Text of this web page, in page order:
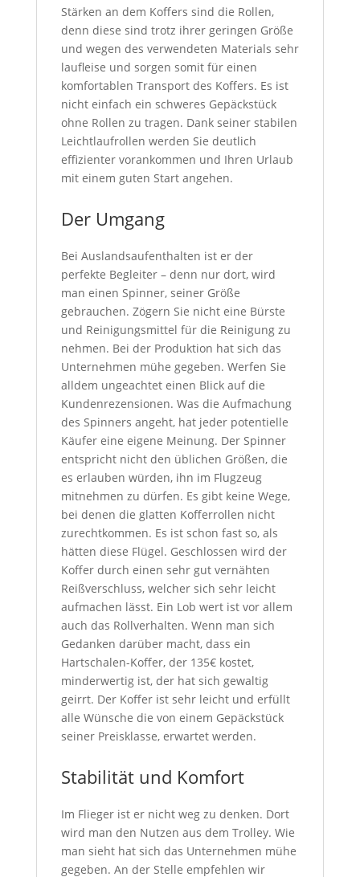
Stärken an dem Koffers sind die Rollen,
denn diese sind trotz ihrer geringen Größe
und wegen des verwendeten Materials sehr
laufleise und sorgen somit für einen
komfortablen Transport des Koffers. Es ist
nicht einfach ein schweres Gepäckstück
ohne Rollen zu tragen. Dank seiner stabilen
Leichtlaufrollen werden Sie deutlich
effizienter vorankommen und Ihren Urlaub
mit einem guten Start angehen.
Der Umgang
Bei Auslandsaufenthalten ist er der
perfekte Begleiter – denn nur dort, wird
man einen Spinner, seiner Größe
gebrauchen. Zögern Sie nicht eine Bürste
und Reinigungsmittel für die Reinigung zu
nehmen. Bei der Produktion hat sich das
Unternehmen mühe gegeben. Werfen Sie
alldem ungeachtet einen Blick auf die
Kundenrezensionen. Was die Aufmachung
des Spinners angeht, hat jeder potentielle
Käufer eine eigene Meinung. Der Spinner
entspricht nicht den üblichen Größen, die
es erlauben würden, ihn im Flugzeug
mitnehmen zu dürfen. Es gibt keine Wege,
bei denen die glatten Kofferrollen nicht
zurechtkommen. Es ist schon fast so, als
hätten diese Flügel. Geschlossen wird der
Koffer durch einen sehr gut vernähten
Reißverschluss, welcher sich sehr leicht
aufmachen lässt. Ein Lob wert ist vor allem
auch das Rollverhalten. Wenn man sich
Gedanken darüber macht, dass ein
Hartschalen-Koffer, der 135€ kostet,
minderwertig ist, der hat sich gewaltig
geirrt. Der Koffer ist sehr leicht und erfüllt
alle Wünsche die von einem Gepäckstück
seiner Preisklasse, erwartet werden.
Stabilität und Komfort
Im Flieger ist er nicht weg zu denken. Dort
wird man den Nutzen aus dem Trolley. Wie
man sieht hat sich das Unternehmen mühe
gegeben. An der Stelle empfehlen wir